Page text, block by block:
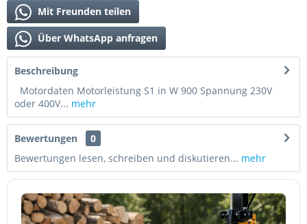
Mit Freunden teilen
Über WhatsApp anfragen
Beschreibung
Motordaten Motorleistung S1 in W 900 Spannung 230V
oder 400V... mehr
Bewertungen
0
Bewertungen lesen, schreiben und diskutieren... mehr